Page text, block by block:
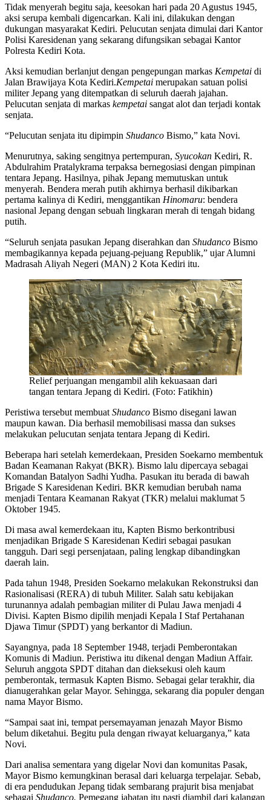
Tidak menyerah begitu saja, keesokan hari pada 20 Agustus 1945,
aksi serupa kembali digencarkan. Kali ini, dilakukan dengan
dukungan masyarakat Kediri. Pelucutan senjata dimulai dari Kantor
Polisi Karesidenan yang sekarang difungsikan sebagai Kantor
Polresta Kediri Kota.
Aksi kemudian berlanjut dengan pengepungan markas Kempetai di
Jalan Brawijaya Kota Kediri.Kempetai merupakan satuan polisi
militer Jepang yang ditempatkan di seluruh daerah jajahan.
Pelucutan senjata di markas kempetai sangat alot dan terjadi kontak
senjata.
“Pelucutan senjata itu dipimpin Shudanco Bismo,” kata Novi.
Menurutnya, saking sengitnya pertempuran, Syucokan Kediri, R.
Abdulrahim Pratalykrama terpaksa bernegosiasi dengan pimpinan
tentara Jepang. Hasilnya, pihak Jepang memutuskan untuk
menyerah. Bendera merah putih akhirnya berhasil dikibarkan
pertama kalinya di Kediri, menggantikan Hinomaru: bendera
nasional Jepang dengan sebuah lingkaran merah di tengah bidang
putih.
“Seluruh senjata pasukan Jepang diserahkan dan Shudanco Bismo
membagikannya kepada pejuang-pejuang Republik,” ujar Alumni
Madrasah Aliyah Negeri (MAN) 2 Kota Kediri itu.
Relief perjuangan mengambil alih kekuasaan dari
tangan tentara Jepang di Kediri. (Foto: Fatikhin)
Peristiwa tersebut membuat Shudanco Bismo disegani lawan
maupun kawan. Dia berhasil memobilisasi massa dan sukses
melakukan pelucutan senjata tentara Jepang di Kediri.
Beberapa hari setelah kemerdekaan, Presiden Soekarno membentuk
Badan Keamanan Rakyat (BKR). Bismo lalu dipercaya sebagai
Komandan Batalyon Sadhi Yudha. Pasukan itu berada di bawah
Brigade S Karesidenan Kediri. BKR kemudian berubah nama
menjadi Tentara Keamanan Rakyat (TKR) melalui maklumat 5
Oktober 1945.
Di masa awal kemerdekaan itu, Kapten Bismo berkontribusi
menjadikan Brigade S Karesidenan Kediri sebagai pasukan
tangguh. Dari segi persenjataan, paling lengkap dibandingkan
daerah lain.
Pada tahun 1948, Presiden Soekarno melakukan Rekonstruksi dan
Rasionalisasi (RERA) di tubuh Militer. Salah satu kebijakan
turunannya adalah pembagian militer di Pulau Jawa menjadi 4
Divisi. Kapten Bismo dipilih menjadi Kepala I Staf Pertahanan
Djawa Timur (SPDT) yang berkantor di Madiun.
Sayangnya, pada 18 September 1948, terjadi Pemberontakan
Komunis di Madiun. Peristiwa itu dikenal dengan Madiun Affair.
Seluruh anggota SPDT ditahan dan dieksekusi oleh kaum
pemberontak, termasuk Kapten Bismo. Sebagai gelar terakhir, dia
dianugerahkan gelar Mayor. Sehingga, sekarang dia populer dengan
nama Mayor Bismo.
“Sampai saat ini, tempat persemayaman jenazah Mayor Bismo
belum diketahui. Begitu pula dengan riwayat keluarganya,” kata
Novi.
Dari analisa sementara yang digelar Novi dan komunitas Pasak,
Mayor Bismo kemungkinan berasal dari keluarga terpelajar. Sebab,
di era pendudukan Jepang tidak sembarang prajurit bisa menjabat
sebagai Shudanco. Pemegang jabatan itu pasti diambil dari kalangan